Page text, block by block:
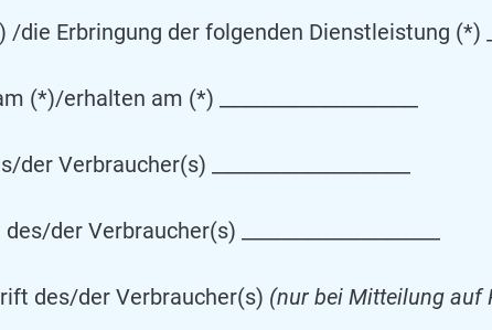
die Erbringung der folgenden Dienstleistung (*)
(*)/erhalten am (*) ____________________
der Verbraucher(s) ____________________
der Verbraucher(s) ____________________
des/der Verbraucher(s) (nur bei Mitteilung auf